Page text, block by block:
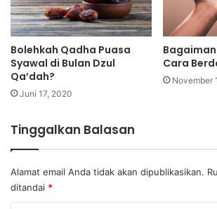
Bolehkah Qadha Puasa
Syawal di Bulan Dzul
Qa’dah?
Juni 17, 2020
Cara
November
Tinggalkan Balasan
Alamat email Anda tidak akan dipublikasikan.
ditandai *